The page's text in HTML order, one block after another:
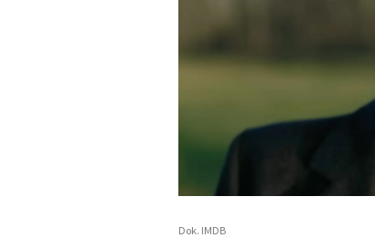
Dok. IMDB